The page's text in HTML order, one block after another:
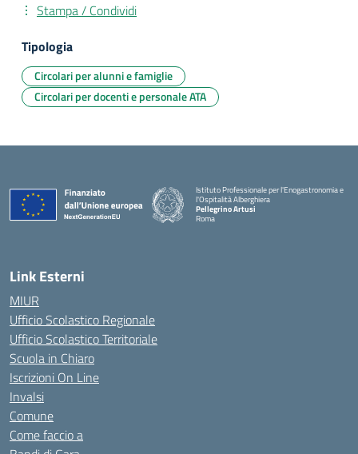
Stampa / Condividi
Tipologia
Circolari per alunni e famiglie
Circolari per docenti e personale ATA
Istituto Professionale per l'Enogastronomia e
l'Ospitalità Alberghiera
Pellegrino Artusi
Roma
Link Esterni
MIUR
Ufficio Scolastico Regionale
Ufficio Scolastico Territoriale
Scuola in Chiaro
Iscrizioni On Line
Invalsi
Comune
Come faccio a